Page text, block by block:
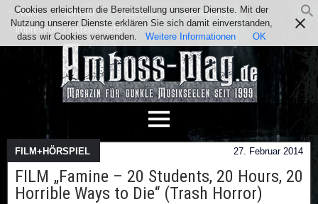
Team Kontakt Facebook
Instagram
Impressum / Datenschutz
FILM+HÖRSPIEL 27. Februar 2014
FILM „Famine – 20 Students, 20 Hours, 20
Horrible Ways to Die“ (Trash Horror)
Cookies erleichtern die Bereitstellung unserer Dienste. Mit der
Nutzung unserer Dienste erklären Sie sich damit einverstanden,
dass wir Cookies verwenden.
Weitere Informationen OK